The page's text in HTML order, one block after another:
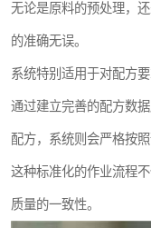
无论是原料的预处理，
的准确无误。
系统特别适用于对配方
通过建立完善的配方数
配方，系统则会严格按
这种标准化的作业流程
质量的一致性。